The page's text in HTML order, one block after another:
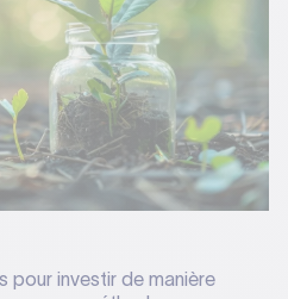
pour investir de manière